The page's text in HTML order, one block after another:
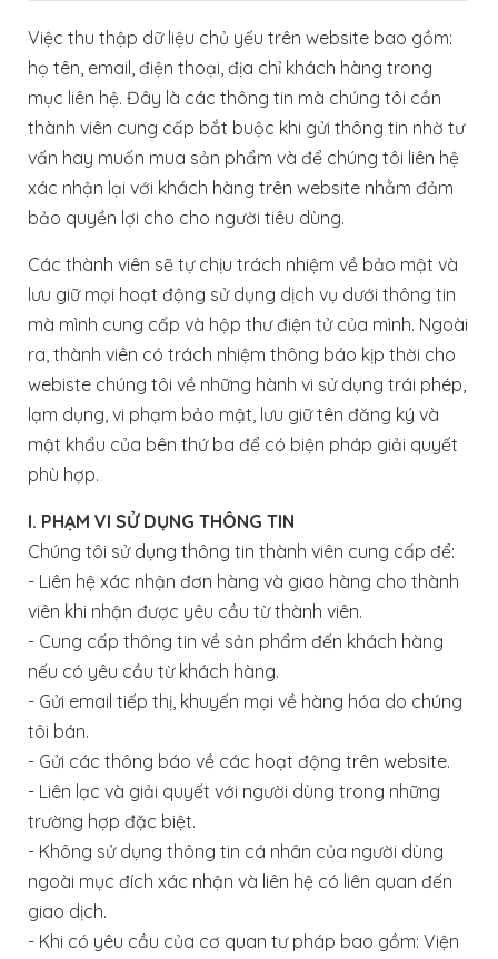
Việc thu thập dữ liệu chủ yếu trên website bao gồm:
họ tên, email, điện thoại, địa chỉ khách hàng trong
mục liên hệ. Đây là các thông tin mà chúng tôi cần
thành viên cung cấp bắt buộc khi gửi thông tin nhờ tư
vấn hay muốn mua sản phẩm và để chúng tôi liên hệ
xác nhận lại với khách hàng trên website nhằm đảm
bảo quyền lợi cho cho người tiêu dùng.
Các thành viên sẽ tự chịu trách nhiệm về bảo mật và
lưu giữ mọi hoạt động sử dụng dịch vụ dưới thông tin
mà mình cung cấp và hộp thư điện tử của mình. Ngoài
ra, thành viên có trách nhiệm thông báo kịp thời cho
webiste chúng tôi về những hành vi sử dụng trái phép,
lạm dụng, vi phạm bảo mật, lưu giữ tên đăng ký và
mật khẩu của bên thứ ba để có biện pháp giải quyết
phù hợp.
I. PHẠM VI SỬ DỤNG THÔNG TIN
Chúng tôi sử dụng thông tin thành viên cung cấp để:
- Liên hệ xác nhận đơn hàng và giao hàng cho thành
viên khi nhận được yêu cầu từ thành viên.
- Cung cấp thông tin về sản phẩm đến khách hàng
nếu có yêu cầu từ khách hàng.
- Gửi email tiếp thị, khuyến mại về hàng hóa do chúng
tôi bán.
- Gửi các thông báo về các hoạt động trên website.
- Liên lạc và giải quyết với người dùng trong những
trường hợp đặc biệt.
- Không sử dụng thông tin cá nhân của người dùng
ngoài mục đích xác nhận và liên hệ có liên quan đến
giao dịch.
- Khi có yêu cầu của cơ quan tư pháp bao gồm: Viện